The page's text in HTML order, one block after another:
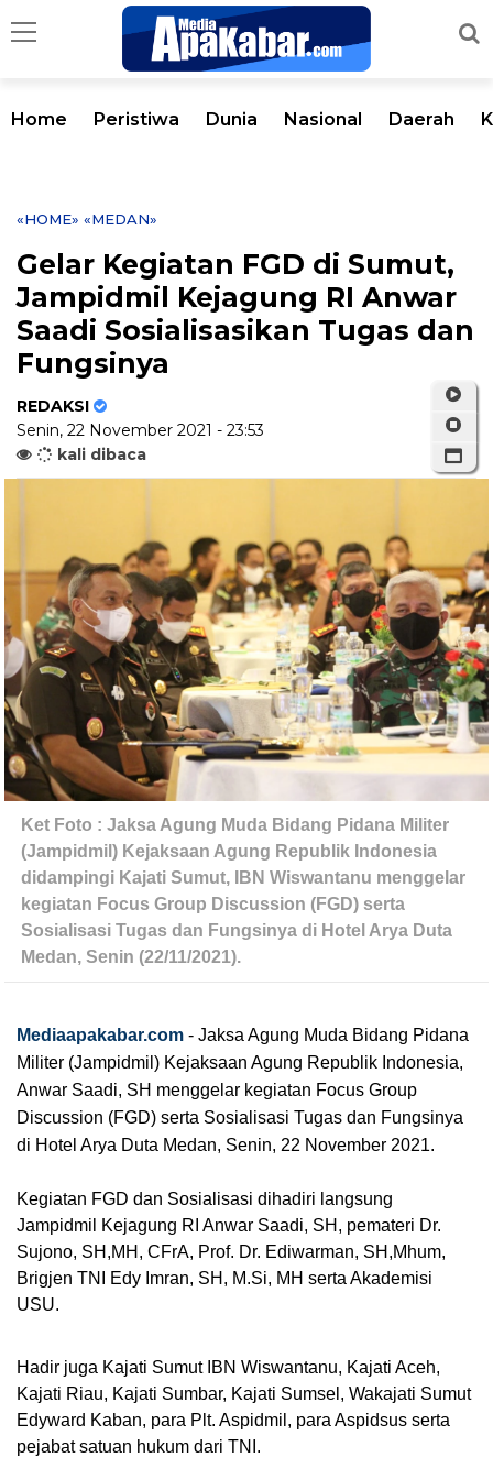
Home Peristiwa Dunia Nasional Daerah
«HOME» «MEDAN»
Gelar Kegiatan FGD di Sumut,
Jampidmil Kejagung RI Anwar
Saadi Sosialisasikan Tugas dan
Fungsinya
REDAKSI
Senin, 22 November 2021 - 23:53
kali dibaca
Ket Foto : Jaksa Agung Muda Bidang Pidana Militer
(Jampidmil) Kejaksaan Agung Republik Indonesia
didampingi Kajati Sumut, IBN Wiswantanu menggelar
kegiatan Focus Group Discussion (FGD) serta
Sosialisasi Tugas dan Fungsinya di Hotel Arya Duta
Medan, Senin (22/11/2021).
Mediaapakabar.com - Jaksa Agung Muda Bidang Pidana
Anwar Saadi, SH menggelar kegiatan Focus Group
Discussion (FGD) serta Sosialisasi Tugas dan Fungsinya
di Hotel Arya Duta Medan, Senin, 22 November 2021.
Kegiatan FGD dan Sosialisasi dihadiri langsung
Jampidmil Kejagung RI Anwar Saadi, SH, pemateri Dr.
Sujono, SH,MH, CFrA, Prof. Dr. Ediwarman, SH,Mhum,
Brigjen TNI Edy Imran, SH, M.Si, MH serta Akademisi
USU.
Hadir juga Kajati Sumut IBN Wiswantanu, Kajati Aceh,
Kajati Riau, Kajati Sumbar, Kajati Sumsel, Wakajati Sumut
Edyward Kaban, para Plt. Aspidmil, para Aspidsus serta
pejabat satuan hukum dari TNI.